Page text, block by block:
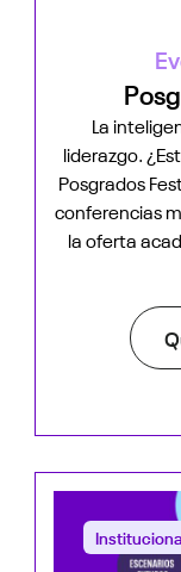
La
liderazgo.
Posgrados
conferencias
la oferta
Institucional